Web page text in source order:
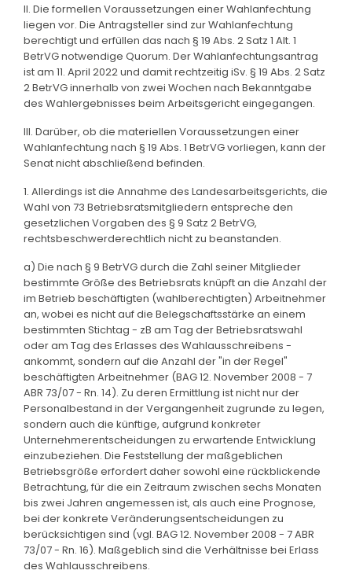
II. Die formellen Voraussetzungen einer Wahlanfechtung
liegen vor. Die Antragsteller sind zur Wahlanfechtung
berechtigt und erfüllen das nach § 19 Abs. 2 Satz 1 Alt. 1
BetrVG notwendige Quorum. Der Wahlanfechtungsantrag
ist am 11. April 2022 und damit rechtzeitig iSv. § 19 Abs. 2 Satz
2 BetrVG innerhalb von zwei Wochen nach Bekanntgabe
des Wahlergebnisses beim Arbeitsgericht eingegangen.
III. Darüber, ob die materiellen Voraussetzungen einer
Wahlanfechtung nach § 19 Abs. 1 BetrVG vorliegen, kann der
Senat nicht abschließend befinden.
1. Allerdings ist die Annahme des Landesarbeitsgerichts, die
Wahl von 73 Betriebsratsmitgliedern entspreche den
gesetzlichen Vorgaben des § 9 Satz 2 BetrVG,
rechtsbeschwerderechtlich nicht zu beanstanden.
a) Die nach § 9 BetrVG durch die Zahl seiner Mitglieder
bestimmte Größe des Betriebsrats knüpft an die Anzahl der
im Betrieb beschäftigten (wahlberechtigten) Arbeitnehmer
an, wobei es nicht auf die Belegschaftsstärke an einem
bestimmten Stichtag - zB am Tag der Betriebsratswahl
oder am Tag des Erlasses des Wahlausschreibens -
ankommt, sondern auf die Anzahl der "in der Regel"
beschäftigten Arbeitnehmer (BAG 12. November 2008 - 7
ABR 73/07 - Rn. 14). Zu deren Ermittlung ist nicht nur der
Personalbestand in der Vergangenheit zugrunde zu legen,
sondern auch die künftige, aufgrund konkreter
Unternehmerentscheidungen zu erwartende Entwicklung
einzubeziehen. Die Feststellung der maßgeblichen
Betriebsgröße erfordert daher sowohl eine rückblickende
Betrachtung, für die ein Zeitraum zwischen sechs Monaten
bis zwei Jahren angemessen ist, als auch eine Prognose,
bei der konkrete Veränderungsentscheidungen zu
berücksichtigen sind (vgl. BAG 12. November 2008 - 7 ABR
73/07 - Rn. 16). Maßgeblich sind die Verhältnisse bei Erlass
des Wahlausschreibens.